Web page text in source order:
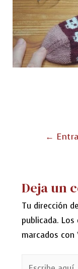
Navegación
←
Deja un
Tu dirección
publicada. Los
marcados con